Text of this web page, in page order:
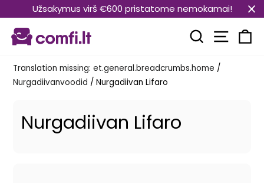
Translation
missing:
et.general.accessibility.skip_to_content
Užsakymus virš €600 pristatome nemokamai!
Translation
Translation missing: et.general.breadcrumbs.home /
Nurgadiivanvoodid / Nurgadiivan Lifaro
Nurgadiivan Lifaro